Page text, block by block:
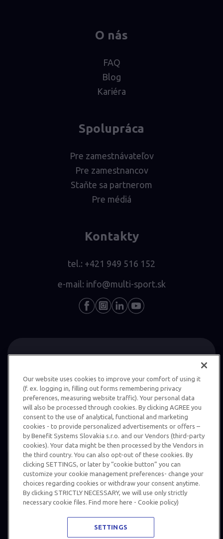
O nás
FAQ
Blog
Kariéra
Spolupráca
Pre zamestnávateľov
Pre zamestnancov
Staňte sa partnerom
Pre médiá
Kontakty
tel.: +421 949 516 152
e-mail: info@multi-sport.sk
Stiahnite si aplikáciu
Ochrana informáciíPodmienky používania karty MultiSport
Our website uses cookies to improve your comfort of using it
(f. ex. logging in, filling out forms remembering privacy
preferences, measuring website traffic). Your personal data
will also be processed through cookies. By clicking AGREE you
consent to the use of analytical, functional and marketing
cookies - to provide personalized advertisements or offers –
by Benefit Systems Slovakia s.r.o. and our Vendors (third-party
cookies). Your data might be then processed by the Vendors in
the third country. You can also opt-out of these cookies. By
clicking SETTINGS, or later by “cookie button” you can
customize your cookie management preferences- change your
choices regarding cookies or withdraw your consent anytime.
By clicking STRICTLY NECESSARY, we will use only strictly
necessary cookie files. Find more here - Cookie policy)
SETTINGS